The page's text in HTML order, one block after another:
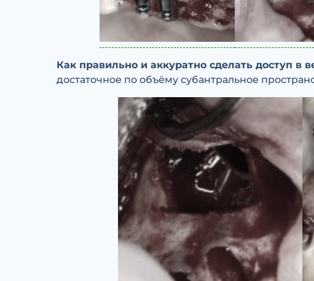
Как правильно и аккуратно сделать доступ в
достаточное по объёму субантральное